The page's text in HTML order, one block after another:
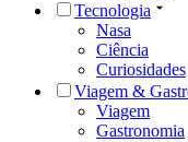
Tecnologia
Nasa
Ciência
Curiosidades
Viagem &
Viagem
Gastronomia